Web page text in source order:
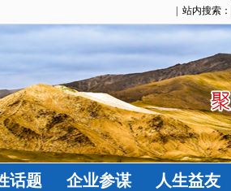
| 站内搜索：
话题 企业参谋 人生益友